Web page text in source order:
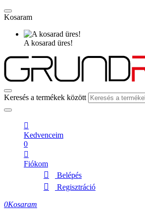
Kosaram
A kosarad üres!
Keresés a termékek között
Kedvenceim
0
Fiókom
Belépés
Regisztráció
0Kosaram